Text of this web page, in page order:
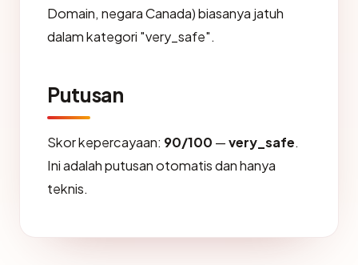
Domain, negara Canada) biasanya jatuh
dalam kategori "very_safe".
Putusan
Skor kepercayaan: 90/100 —very_safe.
Ini adalah putusan otomatis dan hanya
teknis.